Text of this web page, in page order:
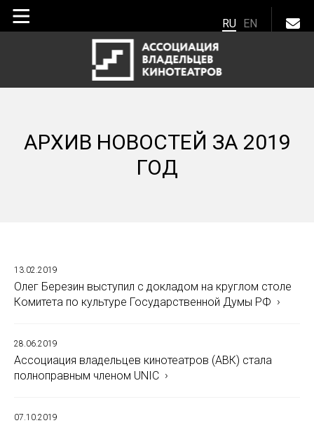
RU EN
АРХИВ НОВОСТЕЙ ЗА 2019
ГОД
13.02.2019
Олег Березин выступил с докладом на круглом столе
Комитета по культуре Государственной Думы РФ
28.06.2019
Ассоциация владельцев кинотеатров (АВК) стала
полноправным членом UNIC
07.10.2019